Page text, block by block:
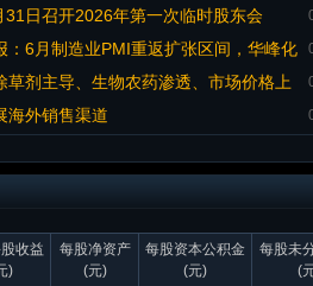
日召开2026年第一次临时股东会
：6月制造业PMI重返扩张区间，华峰化
年度业绩预告
草剂主导、生物农药渗透、市场价格上
海外销售渠道
收益
)
每股净资产
(元)
每股资本公积金
(元)
每股未
(